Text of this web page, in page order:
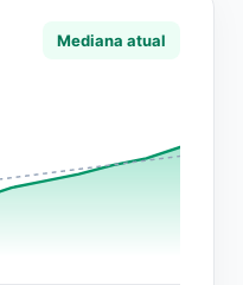
Mediana atual